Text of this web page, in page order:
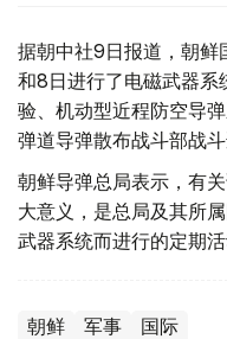
据朝中社9日报道，朝鲜
和8日进行了电磁武器系
验、机动型近程防空导
弹道导弹散布战斗部战
朝鲜导弹总局表示，有
大意义，是总局及其所
武器系统而进行的定期活
朝鲜 军事 国际